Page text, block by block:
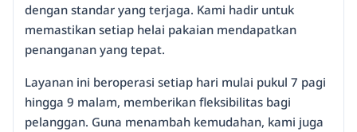
dengan standar yang terjaga. Kami hadir untuk
memastikan setiap helai pakaian mendapatkan
penanganan yang tepat.
Layanan ini beroperasi setiap hari mulai pukul 7 pagi
hingga 9 malam, memberikan fleksibilitas bagi
pelanggan. Guna menambah kemudahan, kami juga